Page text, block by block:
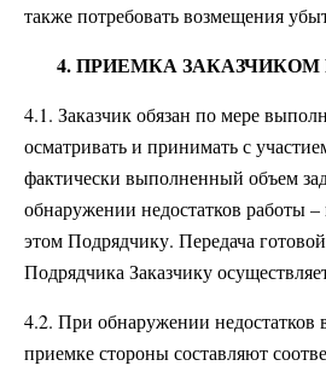
также потребовать возмещения
4. ПРИЕМКА ЗАКАЗЧИКОМ
4.1. Заказчик обязан по мере
осматривать и принимать с
фактически выполненный объем
обнаружении недостатков работы
этом Подрядчику. Передача
Подрядчика Заказчику
4.2. При обнаружении недостатков
приемке стороны составляют